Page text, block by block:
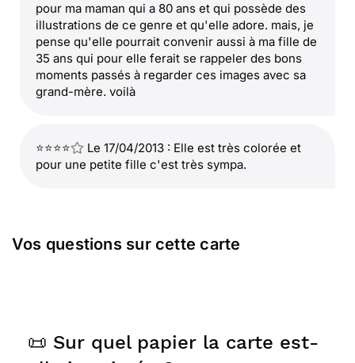
pour ma maman qui a 80 ans et qui possède des
illustrations de ce genre et qu'elle adore. mais, je
pense qu'elle pourrait convenir aussi à ma fille de
35 ans qui pour elle ferait se rappeler des bons
moments passés à regarder ces images avec sa
grand-mère. voilà
⭐⭐⭐⭐
Le 17/04/2013 : Elle est très colorée et
pour une petite fille c'est très sympa.
Vos questions sur cette carte
📜 Sur quel papier la carte est-